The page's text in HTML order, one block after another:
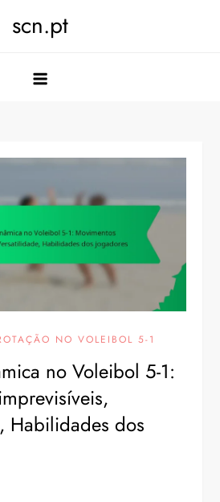
scn.pt
NO VOLEIBOL 5-1
no Voleibol 5-1:
Habilidades dos